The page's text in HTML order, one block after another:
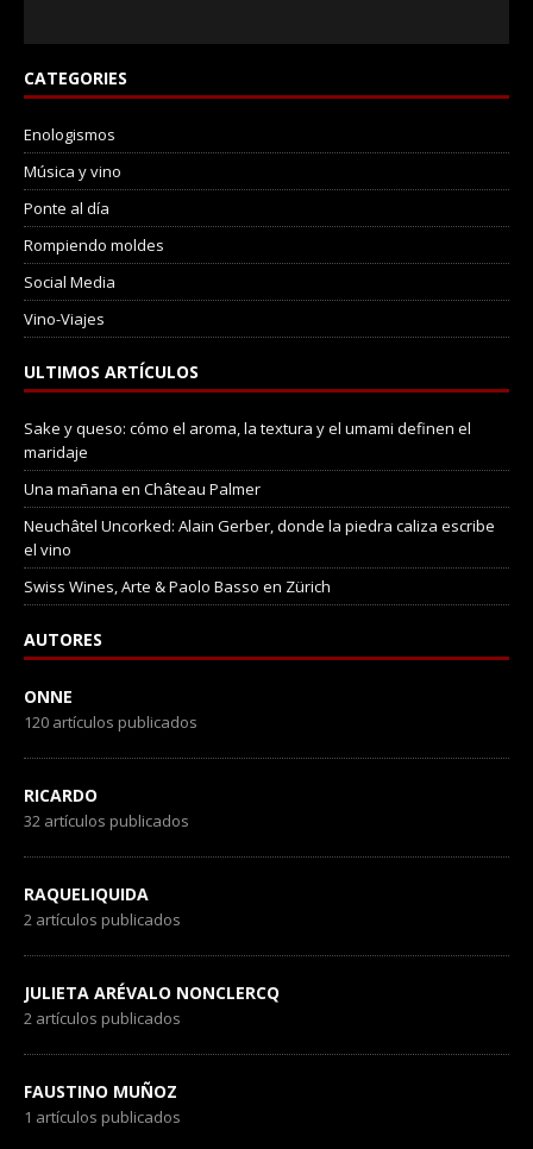
CATEGORIES
Enologismos
Música y vino
Ponte al día
Rompiendo moldes
Social Media
Vino-Viajes
ULTIMOS ARTÍCULOS
Sake y queso: cómo el aroma, la textura y el umami definen el
maridaje
Una mañana en Château Palmer
Neuchâtel Uncorked: Alain Gerber, donde la piedra caliza escribe
el vino
Swiss Wines, Arte & Paolo Basso en Zürich
AUTORES
ONNE
120 artículos publicados
RICARDO
32 artículos publicados
RAQUELIQUIDA
2 artículos publicados
JULIETA ARÉVALO NONCLERCQ
2 artículos publicados
FAUSTINO MUÑOZ
1 artículos publicados